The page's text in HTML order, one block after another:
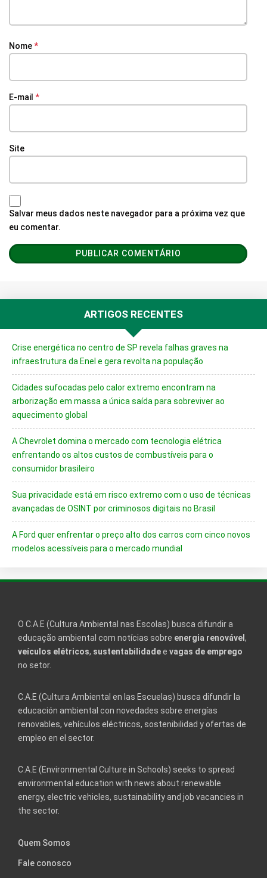
Nome*
E-mail *
Site
Salvar meus dados neste navegador para a próxima vez que
eu comentar.
ARTIGOS RECENTES
Crise energética no centro de SP revela falhas graves na
infraestrutura da Enel e gera revolta na população
Cidades sufocadas pelo calor extremo encontram na
arborização em massa a única saída para sobreviver ao
aquecimento global
A Chevrolet domina o mercado com tecnologia elétrica
enfrentando os altos custos de combustíveis para o
consumidor brasileiro
Sua privacidade está em risco extremo com o uso de técnicas
avançadas de OSINT por criminosos digitais no Brasil
A Ford quer enfrentar o preço alto dos carros com cinco novos
modelos acessíveis para o mercado mundial
O C.A.E (Cultura Ambiental nas Escolas) busca difundir a
educação ambiental com notícias sobre energia renovável ,
veículos elétricos, sustentabilidadee vagas de emprego
no setor.
C.A.E (Cultura Ambiental en las Escuelas) busca difundir la
educación ambiental con novedades sobre energías
renovables, vehículos eléctricos, sostenibilidad y ofertas de
empleo en el sector.
C.A.E (Environmental Culture in Schools) seeks to spread
environmental education with news about renewable
energy, electric vehicles, sustainability and job vacancies in
the sector.
Quem Somos
Fale conosco